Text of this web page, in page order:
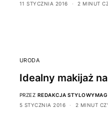
11 STYCZNIA 2016
2 MINUT
URODA
Idealny makijaż
PRZEZ REDAKCJA STYLOWYMAG
5 STYCZNIA 2016
2 MINUT